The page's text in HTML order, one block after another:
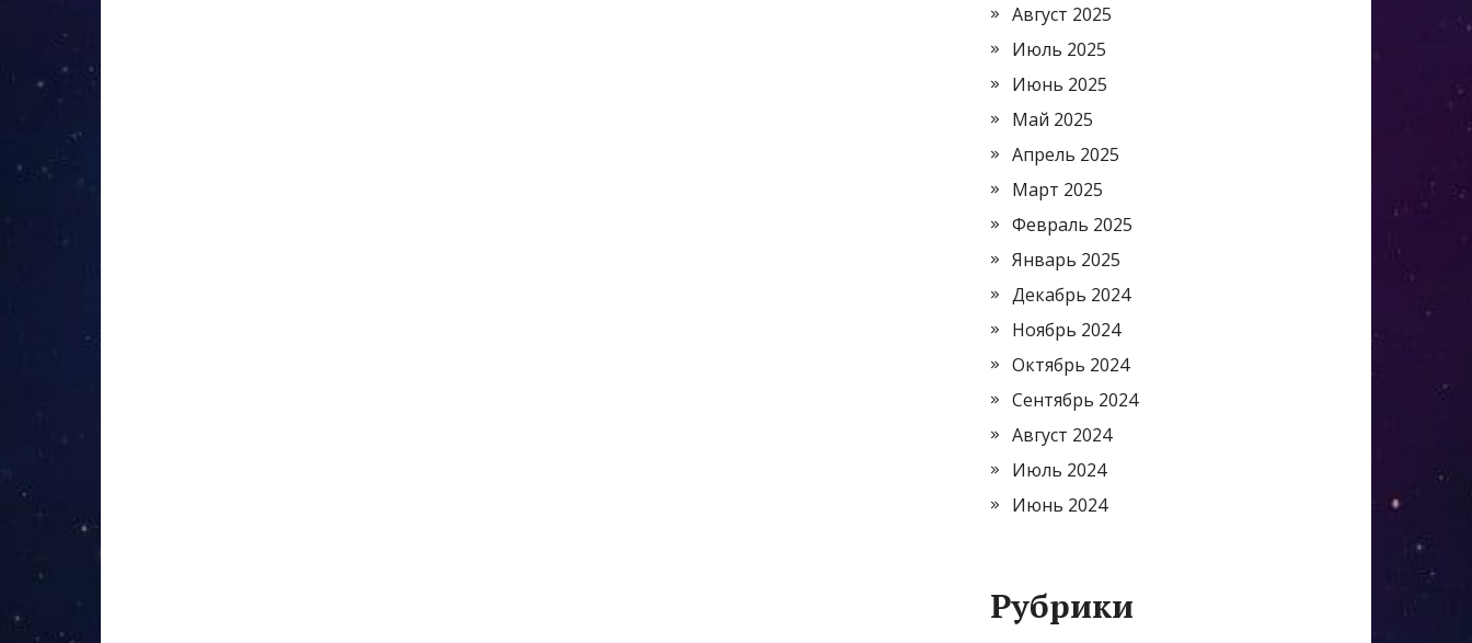
Август 2025
Июль 2025
Июнь 2025
Май 2025
Апрель 2025
Март 2025
Февраль 2025
Январь 2025
Декабрь 2024
Ноябрь 2024
Октябрь 2024
Сентябрь 2024
Август 2024
Июль 2024
Июнь 2024
Рубрики